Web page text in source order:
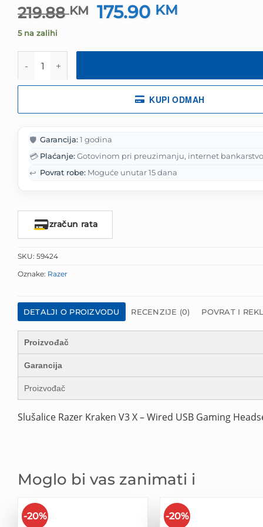
219.88KM
Izvorna
cijena
je:
175.90 KM
175.90 KM.
5 na zalihi
KUPI ODMAH
🛡️ Garancija:1 godina
💳 Plaćanje:Gotovinom pri preuzimanju, internet
↩️ Povrat robe: Moguće unutar 15 dana
Izračun rata
SKU: 59424
Oznake: Razer
DETALJI O PROIZVODU RECENZIJE (0) POVRAT I
Proizvođač
Garancija
Proizvođač
Slušalice Razer Kraken V3 X – Wired USB Gaming
Moglo bi vas zanimati i
-20% -20%